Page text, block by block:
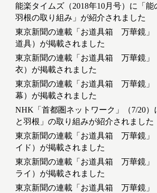
能楽タイムズ（2018年10月号）に「
羽根の取り組み」が紹介されました
東京新聞の連載「お道具箱 万華鏡」
道具）が掲載されました
東京新聞の連載「お道具箱 万華鏡」
衣）が掲載されました
東京新聞の連載「お道具箱 万華鏡」
幕）が掲載されました
NHK「首都圏ネットワーク」（7/20）
と羽根」の取り組みが紹介されました
東京新聞の連載「お道具箱 万華鏡」
イド）が掲載されました
東京新聞の連載「お道具箱 万華鏡」
ライ）が掲載されました
東京新聞の連載「お道具箱 万華鏡」